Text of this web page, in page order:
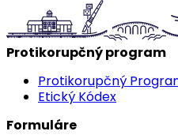
Protikorupčný program
Protikorupčný
Etický Kódex
Formuláre